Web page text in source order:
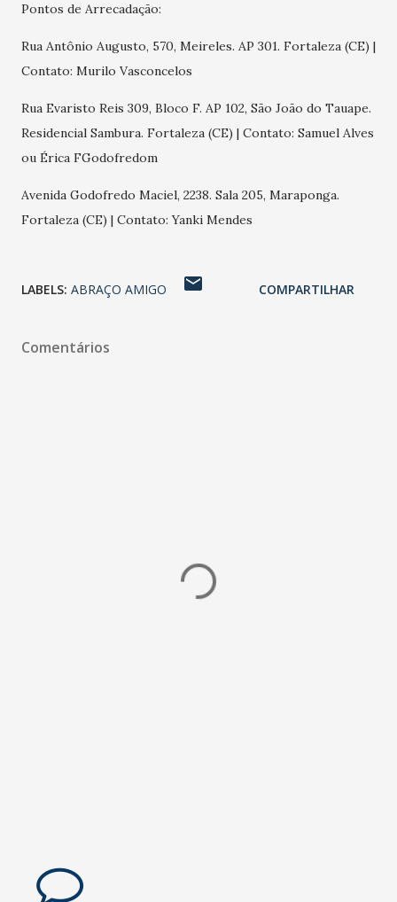
Pontos de Arrecadação:
Rua Antônio Augusto, 570, Meireles. AP 301. Fortaleza (CE) |
Contato: Murilo Vasconcelos
Rua Evaristo Reis 309, Bloco F. AP 102, São João do Tauape.
Residencial Sambura. Fortaleza (CE) | Contato: Samuel Alves
ou Érica FGodofredom
Avenida Godofredo Maciel, 2238. Sala 205, Maraponga.
Fortaleza (CE) | Contato: Yanki Mendes
LABELS: ABRAÇO AMIGO COMPARTILHAR
Comentários